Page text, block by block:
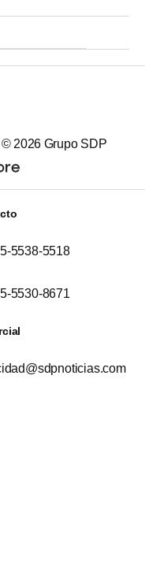
© 2026 Grupo SDP
5538-5518
5530-8671